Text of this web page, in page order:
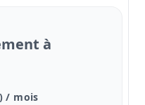
à
/ mois